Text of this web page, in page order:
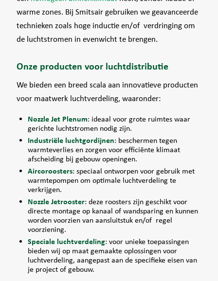
warme zones. Bij Smitsair gebruiken we geavanceerde
technieken zoals hoge inductie en/of verdringing om
de luchtstromen in evenwicht te brengen.
Onze producten voor luchtdistributie
We bieden een breed scala aan innovatieve producten
voor maatwerk luchtverdeling, waaronder:
Nozzle Jet Plenum: ideaal voor grote ruimtes waar
gerichte luchtstromen nodig zijn.
Industriële luchtgordijnen: beschermen tegen
warmteverlies en zorgen voor efficiënte klimaat
afscheiding bij gebouw openingen.
Aircoroosters: speciaal ontworpen voor gebruik met
warmtepompen om optimale luchtverdeling te
verkrijgen.
Nozzle Jetrooster: deze roosters zijn geschikt voor
directe montage op kanaal of wandsparing en kunnen
worden voorzien van aansluitstuk en/of regel
voorziening.
Speciale luchtverdeling: voor unieke toepassingen
bieden wij op maat gemaakte oplossingen voor
luchtverdeling, aangepast aan de specifieke eisen van
je project of gebouw.